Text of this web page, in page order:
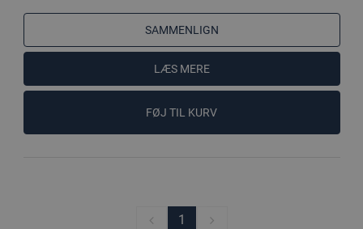
SAMMENLIGN
LÆS MERE
FØJ TIL KURV
1